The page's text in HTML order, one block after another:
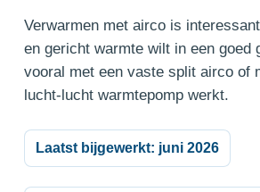
Verwarmen met airco is
en gericht warmte wilt in een goed
vooral met een vaste split airco of
lucht-lucht warmtepomp werkt.
Laatst bijgewerkt: juni 2026